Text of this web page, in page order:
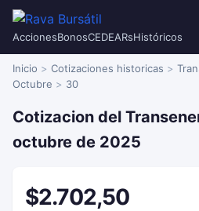
AccionesBonosCEDEARsHistóricos
Inicio Cotizaciones historicas
Octubre
30
Cotizacion del
octubre de 2025
$2.702,50